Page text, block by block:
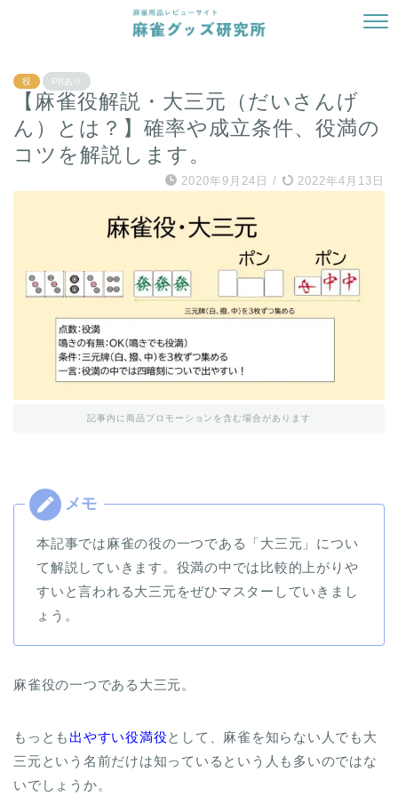
役 PRあり
【麻雀役解説・大三元（だいさんげ
ん）とは？】確率や成立条件、役満の
コツを解説します。
2020年9月24日 / 2022年4月13日
記事内に商品プロモーションを含む場合があります
本記事では麻雀の役の一つである「大三元」につい
て解説していきます。役満の中では比較的上がりや
すいと言われる大三元をぜひマスターしていきまし
ょう。
麻雀役の一つである大三元。
もっとも 出やすい役満役として、麻雀を知らない人でも大
三元という名前だけは知っているという人も多いのではな
いでしょうか。